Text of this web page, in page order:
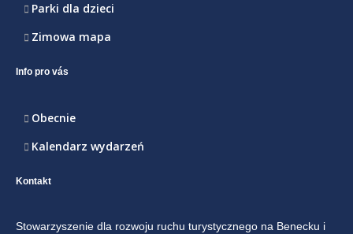
Parki dla dzieci
Zimowa mapa
Info pro vás
Obecnie
Kalendarz wydarzeń
Kontakt
Stowarzyszenie dla rozwoju ruchu turystycznego na Benecku i